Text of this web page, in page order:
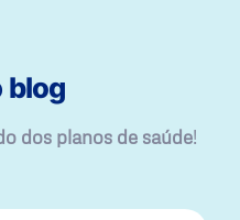
blog
dos planos de saúde!